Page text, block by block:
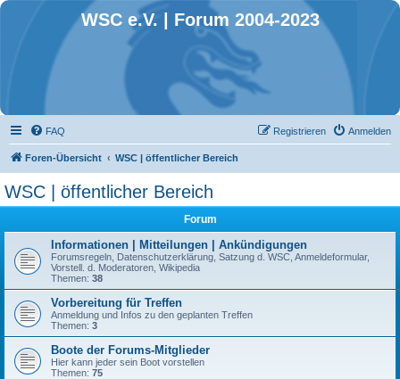
WSC e.V. | Forum 2004-2023
FAQ Anmelden
Registrieren
Foren-Übersicht WSC | öffentlicher Bereich
WSC | öffentlicher Bereich
Forum
Informationen | Mitteilungen | Ankündigungen
Forumsregeln, Datenschutzerklärung, Satzung d. WSC, Anmeldeformular,
Vorstell. d. Moderatoren, Wikipedia
Themen: 38
Vorbereitung für Treffen
Anmeldung und Infos zu den geplanten Treffen
Themen: 3
Boote der Forums-Mitglieder
Hier kann jeder sein Boot vorstellen
Themen: 75